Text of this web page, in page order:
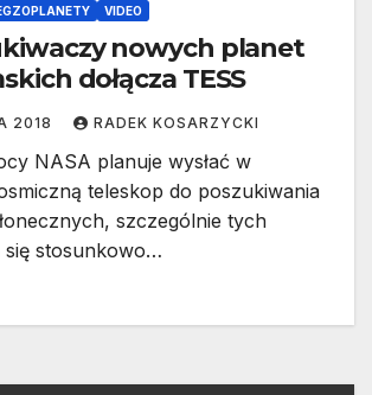
VIDEO
nowych planet
dołącza TESS
2018 RADEK KOSARZYCKI
NASA planuje wysłać w
teleskop do poszukiwania
szczególnie tych
się stosunkowo…